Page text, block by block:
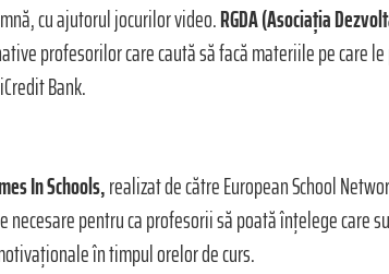
cu ajutorul jocurilor video.RGDA (Asociația
profesorilor care caută să facă materiile pe care
Bank.
In Schools,realizat de către European School
pentru ca profesorii să poată înțelege care
în timpul orelor de curs.